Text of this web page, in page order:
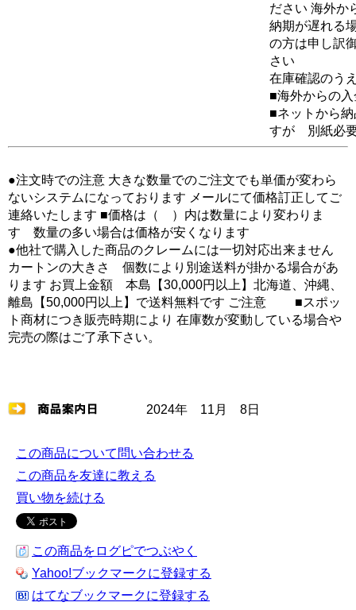
ださい 海外か
納期が遅れる
の方は申し訳
さい
在庫確認のう
■海外からの
■ネットから
すが 別紙必
●注文時での注意 大きな数量でのご注文でも単価が変わら
ないシステムになっております メールにて価格訂正してご
連絡いたします ■価格は（ ）内は数量により変わりま
す 数量の多い場合は価格が安くなります
●他社で購入した商品のクレームには一切対応出来ません
カートンの大きさ 個数により別途送料が掛かる場合があ
ります お買上金額 本島【30,000円以上】北海道、沖縄、
離島【50,000円以上】で送料無料です ご注意 ■スポッ
ト商材につき販売時期により 在庫数が変動している場合や
完売の際はご了承下さい。
2024年 11月 8日
この商品について問い合わせる
この商品を友達に教える
買い物を続ける
この商品をログピでつぶやく
Yahoo!ブックマークに登録する
はてなブックマークに登録する